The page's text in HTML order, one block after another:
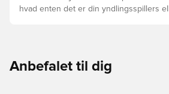
hvad enten det er din yndlingsspillers
Anbefalet til dig